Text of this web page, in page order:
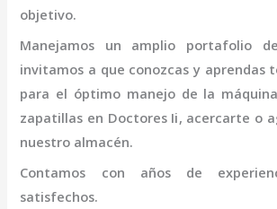
objetivo.
Manejamos un amplio portafolio
invitamos a que conozcas y aprendas
para el óptimo manejo de la
zapatillas en Doctores Ii, acercarte o
nuestro almacén.
Contamos con años de
satisfechos.